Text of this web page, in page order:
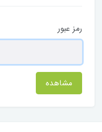
رمز عبور
مشاهده